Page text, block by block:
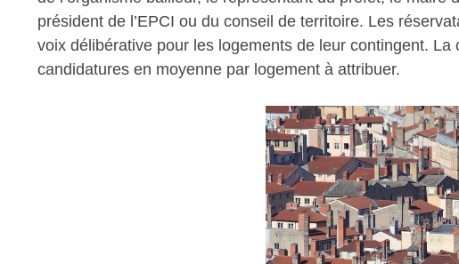
président de l’EPCI ou du conseil de territoire. Les
voix délibérative pour les logements de leur contingent.
candidatures en moyenne par logement à attribuer.